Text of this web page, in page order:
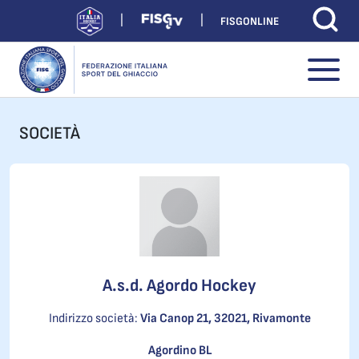
FISGONLINE
SOCIETÀ
A.s.d. Agordo Hockey
Indirizzo società: Via Canop 21, 32021, Rivamonte
Agordino BL